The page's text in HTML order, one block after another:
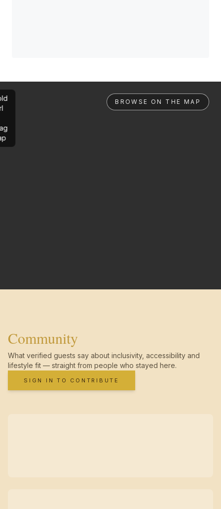
BROWSE ON THE MAP
Community
What verified guests say about inclusivity, accessibility and
lifestyle fit — straight from people who stayed here.
SIGN IN TO CONTRIBUTE